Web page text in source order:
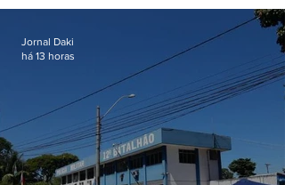
Jornal Daki
há 13 horas